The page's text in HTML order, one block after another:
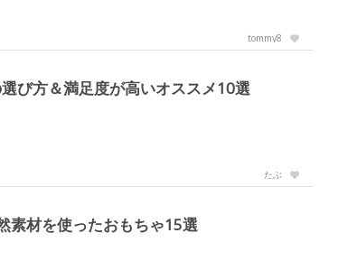
tommy8
び方＆満足度が高いオススメ10選
たぶ
素材を使ったおもちゃ15選